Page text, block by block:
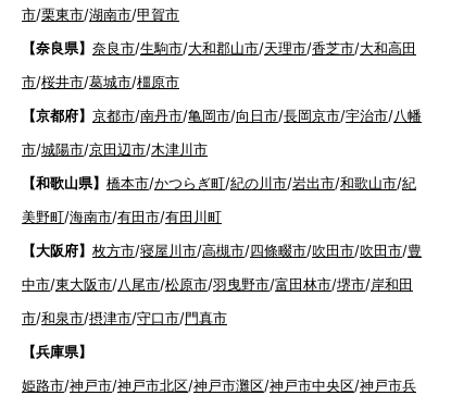
市/栗東市/湖南市/甲賀市
【奈良県】 奈良市/生駒市/大和郡山市/天理市/香芝市/大和高田
市/桜井市/葛城市/橿原市
【京都府】 京都市/南丹市/亀岡市/向日市/長岡京市/宇治市/八幡
市/城陽市/京田辺市/木津川市
【和歌山県】 橋本市/かつらぎ町/紀の川市/岩出市/和歌山市/紀
美野町/海南市/有田市/有田川町
【大阪府】 枚方市/寝屋川市/高槻市/四條畷市/吹田市/吹田市/豊
中市/東大阪市/八尾市/松原市/羽曳野市/富田林市/堺市/岸和田
市/和泉市/摂津市/守口市/門真市
【兵庫県】
姫路市/神戸市/神戸市北区/神戸市灘区/神戸市中央区/神戸市兵